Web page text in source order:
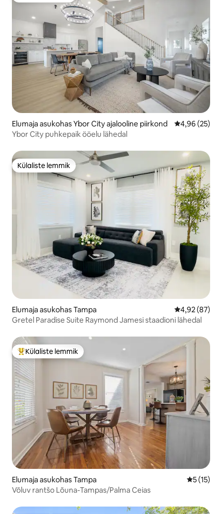
Elumaja asukohas Ybor City ajalooline piirkond Keskmine
4,96 (25)
Ybor City puhkepaik ööelu lähedal
Külaliste lemmik
Külaliste lemmik
Elumaja asukohas Tampa Keskmine
4,92 (87)
Gretel Paradise Suite Raymond Jamesi staadioni lähedal
Külaliste suur lemmik
Külaliste lemmik
Elumaja asukohas Tampa
5 (15)
Võluv rantšo Lõuna-Tampas/Palma Ceias